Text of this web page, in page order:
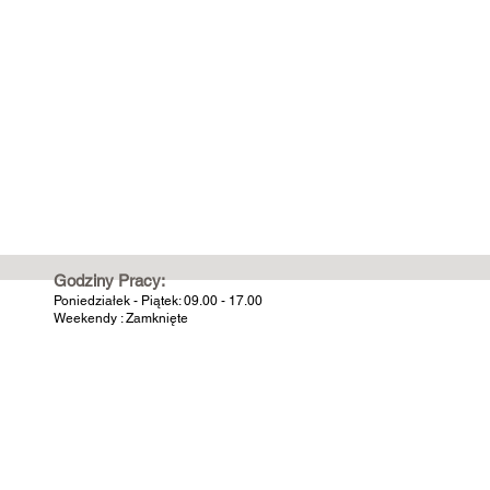
Godziny Pracy:
Poniedziałek - Piątek: 09.00 - 17.00
Weekendy : Zamknięte